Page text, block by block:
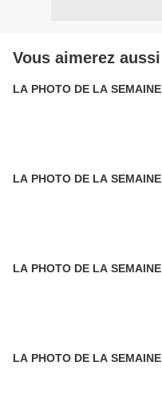
Vous aimerez aussi
LA PHOTO DE LA SEMAINE
LA PHOTO DE LA SEMAINE
LA PHOTO DE LA SEMAINE
LA PHOTO DE LA SEMAINE